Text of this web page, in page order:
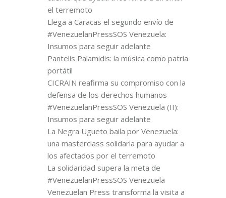
el terremoto
Llega a Caracas el segundo envío de
#VenezuelanPressSOS Venezuela:
Insumos para seguir adelante
Pantelis Palamidis: la música como patria
portátil
CICRAIN reafirma su compromiso con la
defensa de los derechos humanos
#VenezuelanPressSOS Venezuela (II):
Insumos para seguir adelante
La Negra Ugueto baila por Venezuela:
una masterclass solidaria para ayudar a
los afectados por el terremoto
La solidaridad supera la meta de
#VenezuelanPressSOS Venezuela
Venezuelan Press transforma la visita a